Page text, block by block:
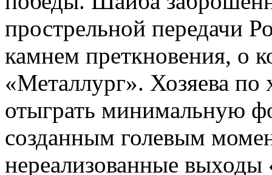
прострельной передачи
камнем преткновения, о
«Металлург». Хозяева по
отыграть минимальную
созданным голевым
нереализованные